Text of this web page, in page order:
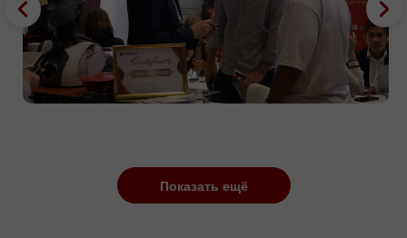
Показать ещё